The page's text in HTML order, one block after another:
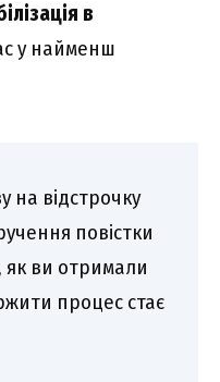
в
у найменш
на відстрочку
повістки
як ви отримали
процес стає